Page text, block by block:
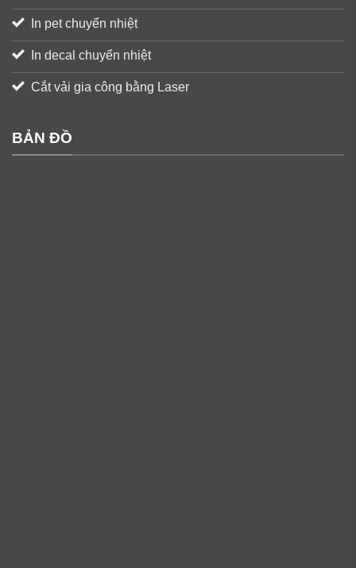
In pet chuyển nhiệt
In decal chuyển nhiệt
Cắt vải gia công bằng Laser
BẢN ĐỒ